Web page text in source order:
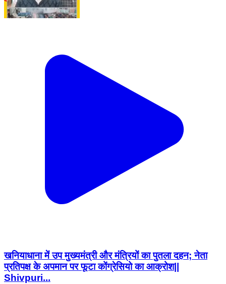
खनियाधाना में उप मुख्यमंत्री और मंत्रियों का पुतला दहन; नेता
प्रतिपक्ष के अपमान पर फूटा कोंग्रेसियो का आक्रोश||
Shivpuri...